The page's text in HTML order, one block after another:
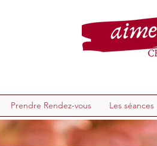
Prendre Rendez-vous Les séances